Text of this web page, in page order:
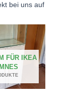
bei uns auf
FÜR IKEA